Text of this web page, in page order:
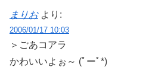
まりお より:
2006/01/17 10:03
＞ごあコアラ
かわいいよぉ～ (ﾟーﾟ*)